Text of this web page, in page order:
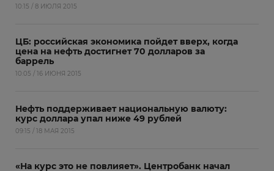
10:15 / 8 ИЮЛЯ 2015
ЦБ: российская экономика пойдет вверх, когда
цена на нефть достигнет 70 долларов за
баррель
10:05 / 16 ИЮНЯ 2015
Нефть поддерживает национальную валюту:
курс доллара упал ниже 49 рублей
09:15 / 18 МАЯ 2015
«На курс это не повлияет». Центробанк начал